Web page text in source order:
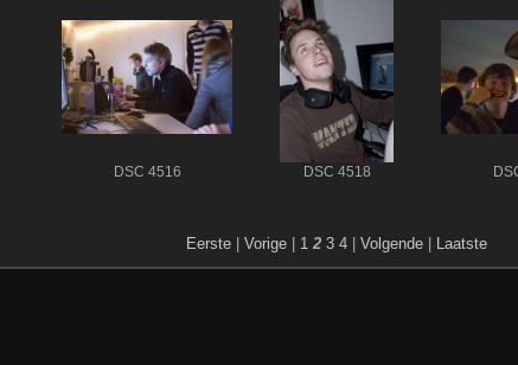
DSC 4516 DSC 4518
Eerste Vorige 1 2 3 4 Volgende Laatste